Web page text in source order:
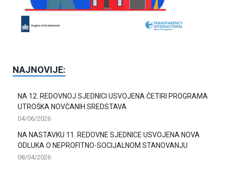
NAJNOVIJE:
NA 12. REDOVNOJ SJEDNICI USVOJENA ČETIRI PROGRAMA
UTROŠKA NOVČANIH SREDSTAVA
04/06/2026
NA NASTAVKU 11. REDOVNE SJEDNICE USVOJENA NOVA
ODLUKA O NEPROFITNO-SOCIJALNOM STANOVANJU
08/04/2026